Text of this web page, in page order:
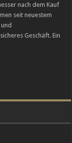
nach dem Kauf
seit neuestem
Geschäft. Ein